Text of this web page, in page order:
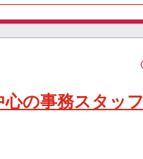
の事務スタッフ